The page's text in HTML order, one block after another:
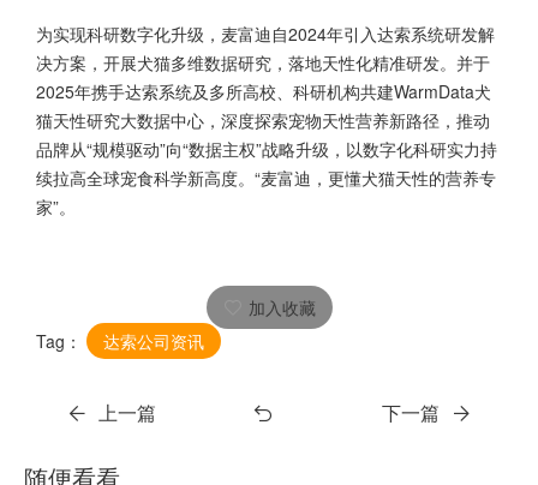
为实现科研数字化升级，麦富迪自2024年引入达索系统研发解
决方案，开展犬猫多维数据研究，落地天性化精准研发。并于
2025年携手达索系统及多所高校、科研机构共建WarmData犬
猫天性研究大数据中心，深度探索宠物天性营养新路径，推动
品牌从“规模驱动”向“数据主权”战略升级，以数字化科研实力持
续拉高全球宠食科学新高度。“麦富迪，更懂犬猫天性的营养专
家”。
加入收藏
Tag：
达索公司资讯
上一篇 下一篇
随便看看